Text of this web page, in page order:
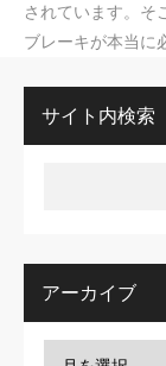
されています。そ
ブレーキが本当に
サイト内検索
アーカイブ